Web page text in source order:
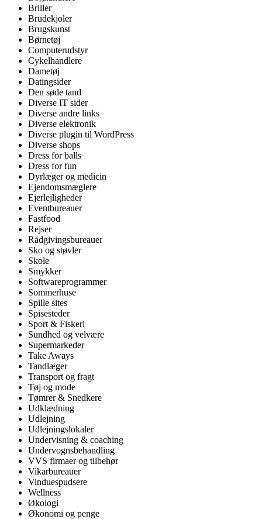
Briller
Brudekjoler
Brugskunst
Børnetøj
Computerudstyr
Cykelhandlere
Dametøj
Datingsider
Den søde tand
Diverse IT sider
Diverse andre links
Diverse elektronik
Diverse plugin til WordPress
Diverse shops
Dress for balls
Dress for fun
Dyrlæger og medicin
Ejendomsmæglere
Ejerlejligheder
Eventbureauer
Fastfood
Rejser
Rådgivingsbureauer
Sko og støvler
Skole
Smykker
Softwareprogrammer
Sommerhuse
Spille sites
Spisesteder
Sport & Fiskeri
Sundhed og velvære
Supermarkeder
Take Aways
Tandlæger
Transport og fragt
Tøj og mode
Tømrer & Snedkere
Udklædning
Udlejning
Udlejningslokaler
Undervisning & coaching
Undervognsbehandling
VVS firmaer og tilbehør
Vikarbureauer
Vinduespudsere
Wellness
Økologi
Økonomi og penge